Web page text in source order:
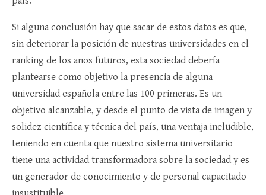
Si alguna conclusión hay que sacar de estos datos es que,
sin deteriorar la posición de nuestras universidades en el
ranking de los años futuros, esta sociedad debería
plantearse como objetivo la presencia de alguna
universidad española entre las 100 primeras. Es un
objetivo alcanzable, y desde el punto de vista de imagen y
solidez científica y técnica del país, una ventaja ineludible,
teniendo en cuenta que nuestro sistema universitario
tiene una actividad transformadora sobre la sociedad y es
un generador de conocimiento y de personal capacitado